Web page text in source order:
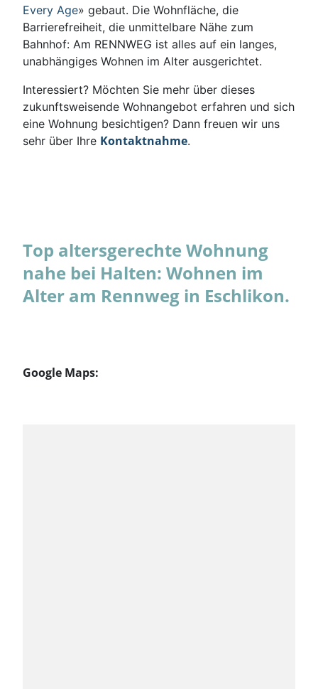
Every Age» gebaut. Die Wohnfläche, die
Barrierefreiheit, die unmittelbare Nähe zum
Bahnhof: Am RENNWEG ist alles auf ein langes,
unabhängiges Wohnen im Alter ausgerichtet.
Interessiert? Möchten Sie mehr über dieses
zukunftsweisende Wohnangebot erfahren und sich
eine Wohnung besichtigen? Dann freuen wir uns
sehr über Ihre Kontaktnahme.
Top altersgerechte Wohnung
nahe bei Halten: Wohnen im
Alter am Rennweg in Eschlikon.
Google Maps: